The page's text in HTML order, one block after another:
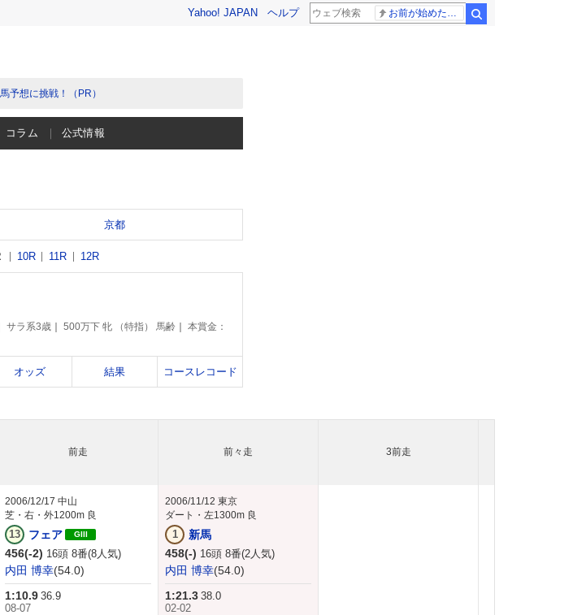
Yahoo! JAPAN ヘルプ
予想に挑戦！（PR）
コラム 公式情報
京都
10R 11R 12R
サラ系3歳 500万下 牝 （特指） 馬齢
本賞金：
オッズ 結果 コースレコード
前走 前々走 3前走
2006/12/17 中山
芝・右・外1200m 良
13 フェア GIII
456(-2) 16頭 8番(8人気)
内田 博幸(54.0)
1:10.9 36.9
08-07
2006/11/12 東京
ダート・左1300m 良
1
新馬
458(-) 16頭 8番(2人気)
内田 博幸(54.0)
1:21.3 38.0
02-02